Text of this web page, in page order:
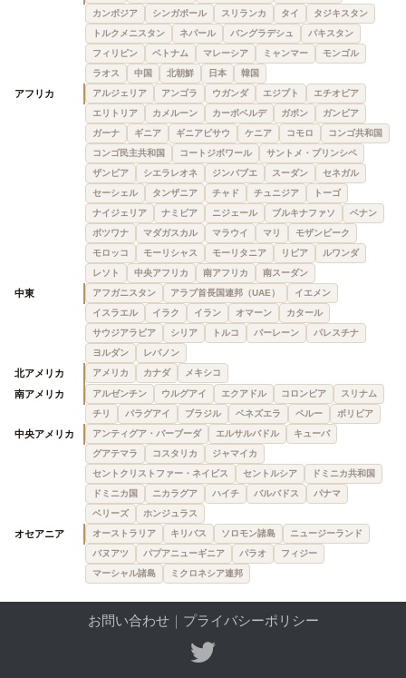
カンボジア
シンガポール スリランカ タイ
タジキスタン
トルクメニスタン
ネパール バングラデシュ
パキスタン
フィリピン
ベトナム マレーシア ミャンマー
モンゴル
ラオス
中国 北朝鮮 日本 韓国
アフリカ アルジェリア アンゴラ ウガンダ エジプト
エチオピア
エリトリア
カメルーン カーボベルデ ガボン
ガンビア
ガーナ
ギニア ギニアビサウ ケニア コモロ
コンゴ共和国
コンゴ民主共和国
コートジボワール
サントメ・プリンシペ
ザンビア
シエラレオネ ジンバブエ スーダン
セネガル
セーシェル
タンザニア チャド チュニジア
トーゴ
ナイジェリア
ナミビア ニジェール ブルキナファソ
ベナン
ボツワナ
マダガスカル マラウイ マリ
モザンビーク
モロッコ
モーリシャス モーリタニア リビア
ルワンダ
レソト
中央アフリカ 南アフリカ 南スーダン
中東 アフガニスタン アラブ首長国連邦（UAE）
イエメン
イスラエル
イラク イラン オマーン
カタール
サウジアラビア
シリア トルコ バーレーン
パレスチナ
ヨルダン
レバノン
北アメリカ アメリカ カナダ メキシコ
南アメリカ アルゼンチン ウルグアイ エクアドル コロンビア
スリナム
チリ
パラグアイ ブラジル ベネズエラ ペルー ボリビア
中央アメリカ アンティグア・バーブーダ エルサルバドル
キューバ
グアテマラ
コスタリカ
ジャマイカ
セントクリストファー・ネイビス
セントルシア
ドミニカ共和国
ドミニカ国
ニカラグア ハイチ バルバドス
パナマ
ベリーズ
ホンジュラス
オセアニア オーストラリア キリバス ソロモン諸島
ニュージーランド
バヌアツ
パプアニューギニア パラオ
フィジー
マーシャル諸島
ミクロネシア連邦
お問い合わせ｜ プライバシーポリシー